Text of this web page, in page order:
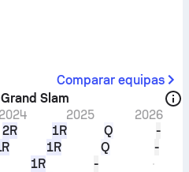
Comparar equipas
Slam
2024 2025
2026
2R 1R Q
-
1R Q
-
1R
-